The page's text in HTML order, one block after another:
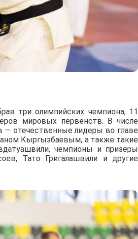
три олимпийских чемпиона, 11
мировых первенств. В числе
отечественные лидеры во главе
Кыргызбаевым, а также такие
чемпионы и призеры
Тато Григалашвили и другие